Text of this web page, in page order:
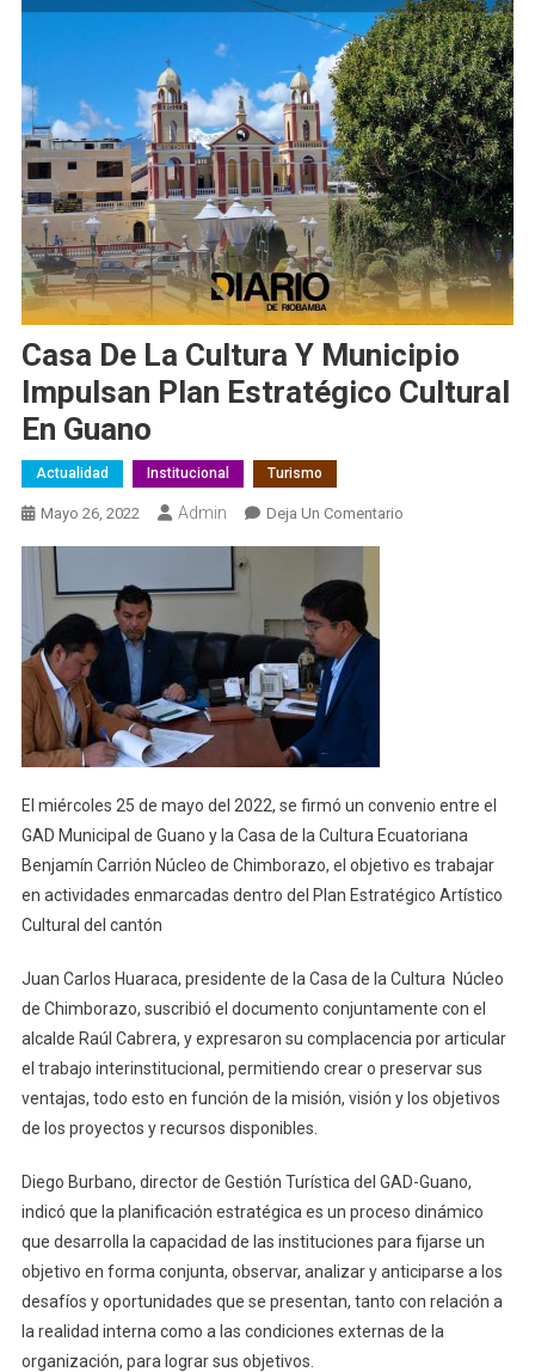
Casa De La Cultura Y Municipio
Impulsan Plan Estratégico Cultural
En Guano
Actualidad Institucional Turismo
Mayo 26, 2022 Admin Deja Un ComentarioEn
En
Guano
El miércoles 25 de mayo del 2022, se firmó un convenio entre el
GAD Municipal de Guano y la Casa de la Cultura Ecuatoriana
Benjamín Carrión Núcleo de Chimborazo, el objetivo es trabajar
en actividades enmarcadas dentro del Plan Estratégico Artístico
Cultural del cantón
Juan Carlos Huaraca, presidente de la Casa de la Cultura Núcleo
de Chimborazo, suscribió el documento conjuntamente con el
alcalde Raúl Cabrera, y expresaron su complacencia por articular
el trabajo interinstitucional, permitiendo crear o preservar sus
ventajas, todo esto en función de la misión, visión y los objetivos
de los proyectos y recursos disponibles.
Diego Burbano, director de Gestión Turística del GAD-Guano,
indicó que la planificación estratégica es un proceso dinámico
que desarrolla la capacidad de las instituciones para fijarse un
objetivo en forma conjunta, observar, analizar y anticiparse a los
desafíos y oportunidades que se presentan, tanto con relación a
la realidad interna como a las condiciones externas de la
organización, para lograr sus objetivos.